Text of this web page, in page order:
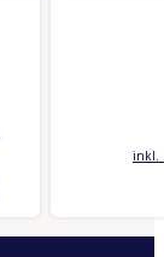
inkl.